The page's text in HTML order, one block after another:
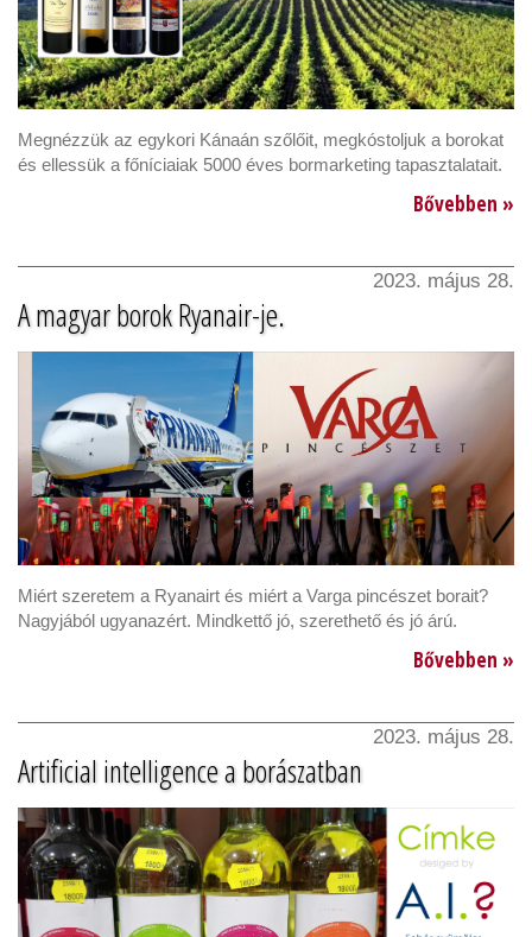
Megnézzük az egykori Kánaán szőlőit, megkóstoljuk a borokat
és ellessük a főníciaiak 5000 éves bormarketing tapasztalatait.
Bővebben »
2023. május 28.
A magyar borok Ryanair-je.
Miért szeretem a Ryanairt és miért a Varga pincészet borait?
Nagyjából ugyanazért. Mindkettő jó, szerethető és jó árú.
Bővebben »
2023. május 28.
Artificial intelligence a borászatban